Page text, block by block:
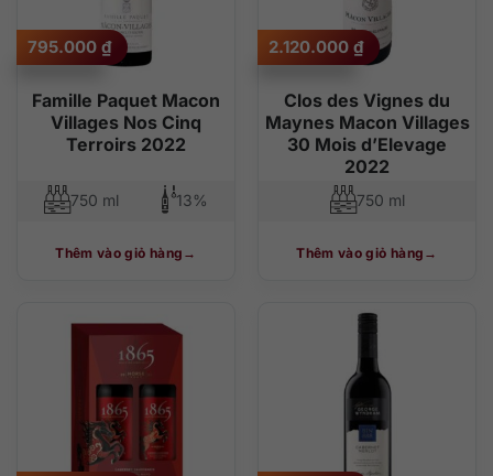
Famille Paquet Macon
Villages Nos Cinq
Terroirs 2022
795.000 ₫
750 ml 13%
Thêm vào giỏ hàng
Clos des Vignes du
Maynes Macon Villages
30 Mois d’Elevage
2022
2.120.000 ₫
750 ml
Thêm vào giỏ hàng